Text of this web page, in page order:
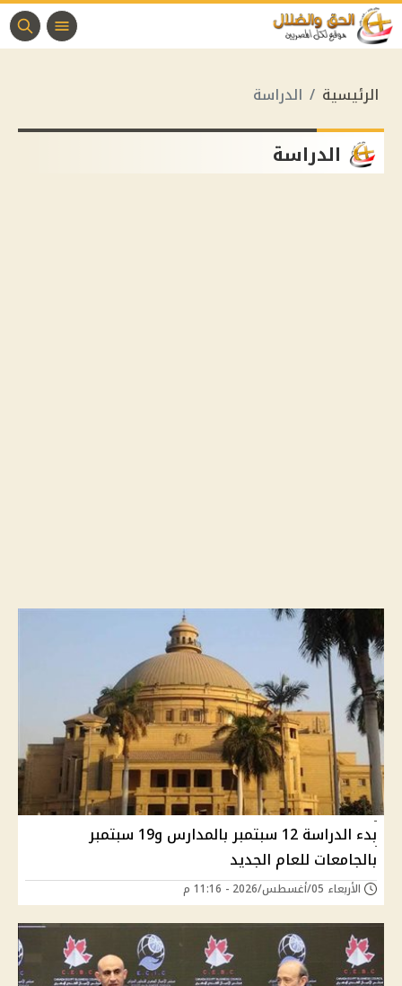
الرئيسية الدراسة
الدراسة
بدء الدراسة 12 سبتمبر بالمدارس و19 سبتمبر
بالجامعات للعام الجديد
الأربعاء 05/أغسطس/2026 - 11:16 م